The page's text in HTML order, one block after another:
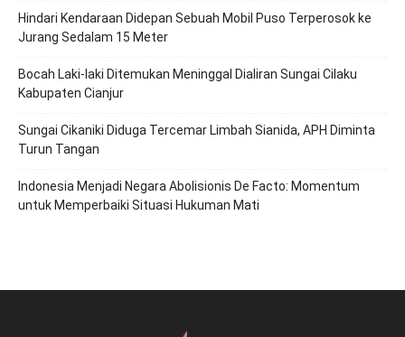
Hindari Kendaraan Didepan Sebuah Mobil Puso Terperosok ke
Jurang Sedalam 15 Meter
Bocah Laki-laki Ditemukan Meninggal Dialiran Sungai Cilaku
Kabupaten Cianjur
Sungai Cikaniki Diduga Tercemar Limbah Sianida, APH Diminta
Turun Tangan
‎Indonesia Menjadi Negara Abolisionis De Facto: Momentum
untuk Memperbaiki Situasi Hukuman Mati